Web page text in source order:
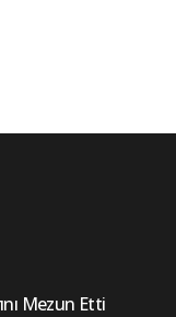
Mezun Etti